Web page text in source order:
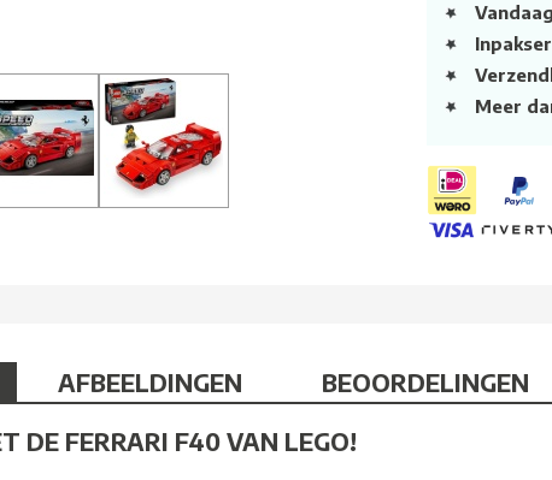
Meer
AFBEELDINGEN
BEOORDELINGEN
DE FERRARI F40 VAN LEGO!